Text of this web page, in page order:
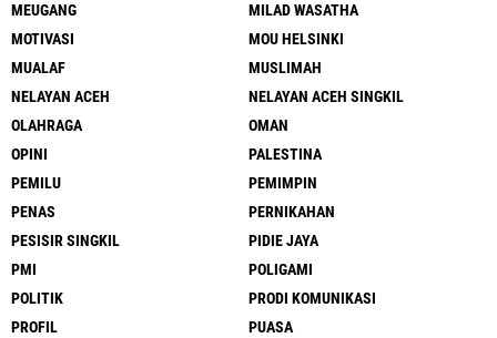
MEUGANG
MILAD WASATHA
MOTIVASI
MOU HELSINKI
MUALAF
MUSLIMAH
NELAYAN ACEH
NELAYAN ACEH SINGKIL
OLAHRAGA
OMAN
OPINI
PALESTINA
PEMILU
PEMIMPIN
PENAS
PERNIKAHAN
PESISIR SINGKIL
PIDIE JAYA
PMI
POLIGAMI
POLITIK
PRODI KOMUNIKASI
PROFIL
PUASA